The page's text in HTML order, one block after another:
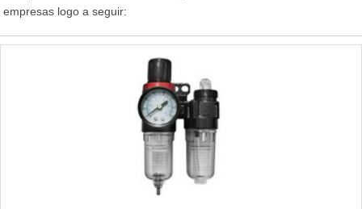
empresas logo a seguir: